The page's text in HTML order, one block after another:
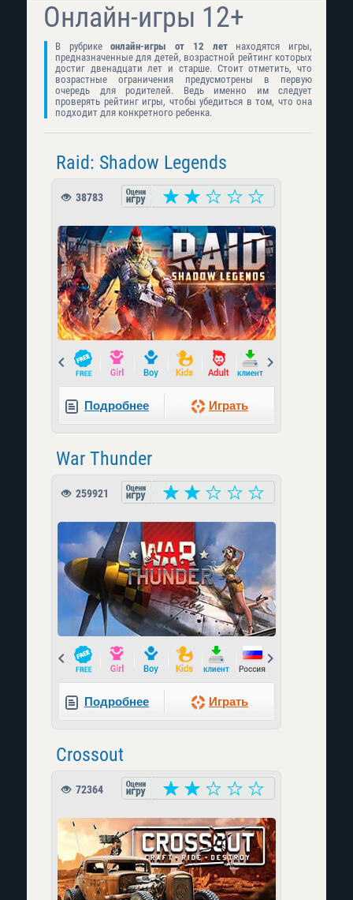
Онлайн-игры 12+
В рубрикеонлайн-игры от 12 летнаходятся игры,
предназначенные для детей, возрастной рейтинг которых
достиг двенадцати лет и старше. Стоит отметить, что
возрастные ограничения предусмотрены в первую
очередь для родителей. Ведь именно им следует
проверять рейтинг игры, чтобы убедиться в том, что она
подходит для конкретного ребенка.
Raid: Shadow Legends
38783
Prev
Подробнее Играть
War Thunder
259921
Prev
Подробнее Играть
Crossout
72364